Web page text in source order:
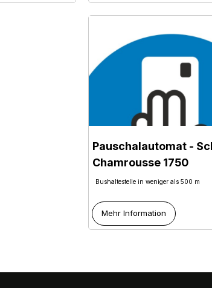
Pauschalautomat -
Chamrousse 1750
Bushaltestelle in weniger als 500 m
Mehr Information